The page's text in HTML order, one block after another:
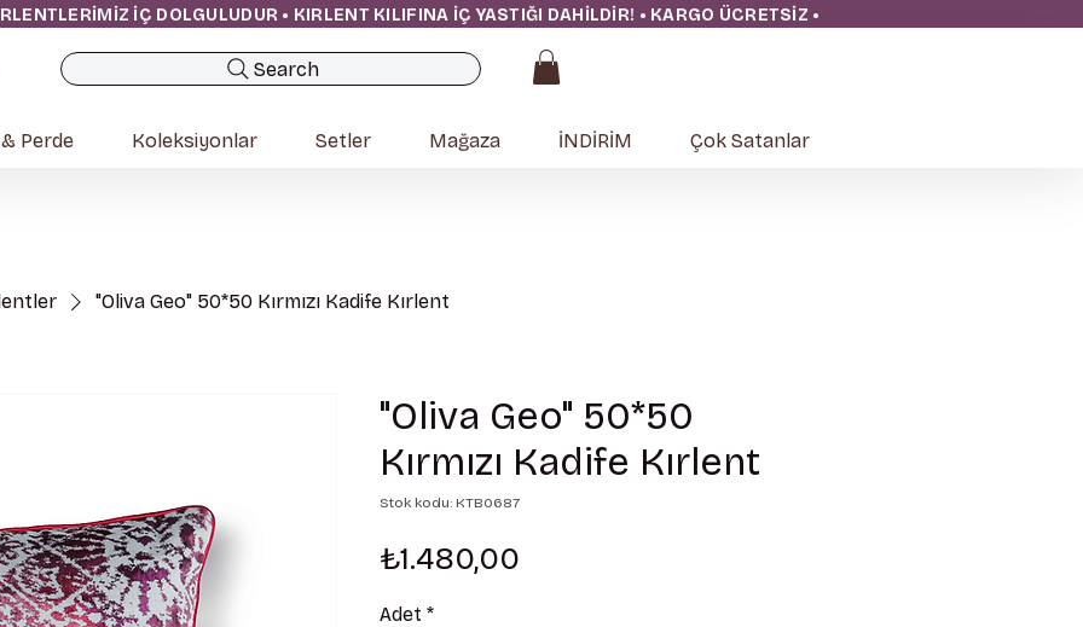
İÇ DOLGULUDUR • KIRLENT KILIFINA İÇ YASTIĞI DAHİLDİR! • KARGO ÜCRETSİZ •
Search
Perde Koleksiyonlar Setler Mağaza İNDİRİM Çok Satanlar
"Oliva Geo" 50*50 Kırmızı Kadife Kırlent
"Oliva Geo" 50*50
Kırmızı Kadife Kırlent
Stok kodu: KTB0687
₺1.480,00
Adet *